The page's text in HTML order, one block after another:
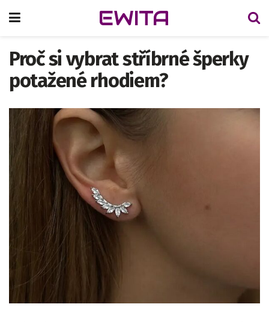
EWITA
Proč si vybrat stříbrné šperky
potažené rhodiem?